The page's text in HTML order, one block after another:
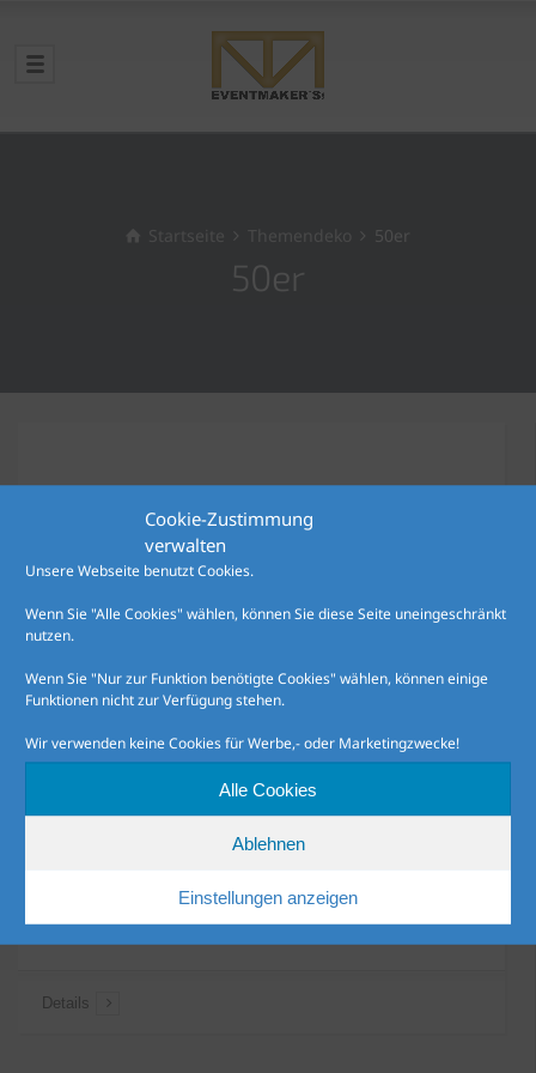
Cookie-Zustimmung
verwalten
Unsere Webseite benutzt Cookies.
Wenn Sie "Alle Cookies" wählen, können Sie diese Seite uneingeschränkt
nutzen.
Wenn Sie "Nur zur Funktion benötigte Cookies" wählen, können einige
Funktionen nicht zur Verfügung stehen.
Wir verwenden keine Cookies für Werbe,- oder Marketingzwecke!
Alle Cookies
Ablehnen
Einstellungen anzeigen
Startseite Themendeko 50er
50er
Dekofiguren
Details